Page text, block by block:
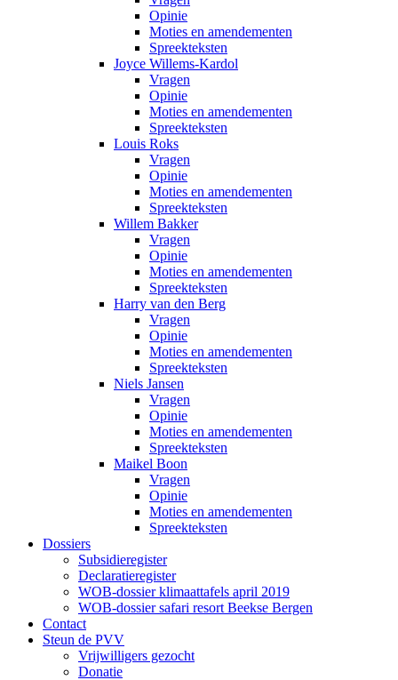
Opinie
Moties en amendementen
Spreekteksten
Joyce Willems-Kardol
Vragen
Opinie
Moties en amendementen
Spreekteksten
Louis Roks
Vragen
Opinie
Moties en amendementen
Spreekteksten
Willem Bakker
Vragen
Opinie
Moties en amendementen
Spreekteksten
Harry van den Berg
Vragen
Opinie
Moties en amendementen
Spreekteksten
Niels Jansen
Vragen
Opinie
Moties en amendementen
Spreekteksten
Maikel Boon
Vragen
Opinie
Moties en amendementen
Spreekteksten
Dossiers
Subsidieregister
Declaratieregister
WOB-dossier klimaattafels april 2019
WOB-dossier safari resort Beekse Bergen
Contact
Steun de PVV
Vrijwilligers gezocht
Donatie